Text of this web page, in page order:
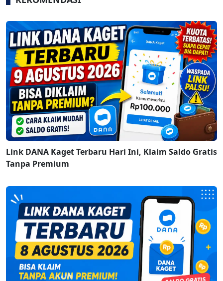
Link DANA Kaget Terbaru Hari Ini, Klaim Saldo Gratis
Tanpa Premium